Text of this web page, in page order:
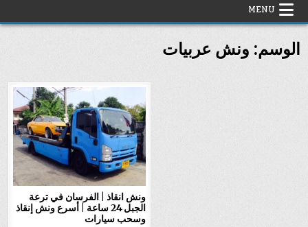
MENU
الوسم: ونش عربيات
ونش انقاذ | الفرسان في ترعة
الجبل 24 ساعة | أسرع ونش إنقاذ
وسحب سيارات